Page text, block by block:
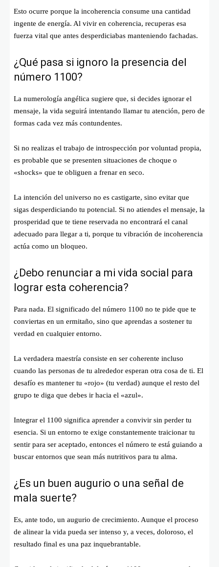
Esto ocurre porque la incoherencia consume una cantidad
ingente de energía. Al vivir en coherencia, recuperas esa
fuerza vital que antes desperdiciabas manteniendo fachadas.
¿Qué pasa si ignoro la presencia del
número 1100?
La numerología angélica sugiere que, si decides ignorar el
mensaje, la vida seguirá intentando llamar tu atención, pero de
formas cada vez más contundentes.
Si no realizas el trabajo de introspección por voluntad propia,
es probable que se presenten situaciones de choque o
«shocks» que te obliguen a frenar en seco.
La intención del universo no es castigarte, sino evitar que
sigas desperdiciando tu potencial. Si no atiendes el mensaje, la
prosperidad que te tiene reservada no encontrará el canal
adecuado para llegar a ti, porque tu vibración de incoherencia
actúa como un bloqueo.
¿Debo renunciar a mi vida social para
lograr esta coherencia?
Para nada. El significado del número 1100 no te pide que te
conviertas en un ermitaño, sino que aprendas a sostener tu
verdad en cualquier entorno.
La verdadera maestría consiste en ser coherente incluso
cuando las personas de tu alrededor esperan otra cosa de ti. El
desafío es mantener tu «rojo» (tu verdad) aunque el resto del
grupo te diga que debes ir hacia el «azul».
Integrar el 1100 significa aprender a convivir sin perder tu
esencia. Si un entorno te exige constantemente traicionar tu
sentir para ser aceptado, entonces el número te está guiando a
buscar entornos que sean más nutritivos para tu alma.
¿Es un buen augurio o una señal de
mala suerte?
Es, ante todo, un augurio de crecimiento. Aunque el proceso
de alinear la vida pueda ser intenso y, a veces, doloroso, el
resultado final es una paz inquebrantable.